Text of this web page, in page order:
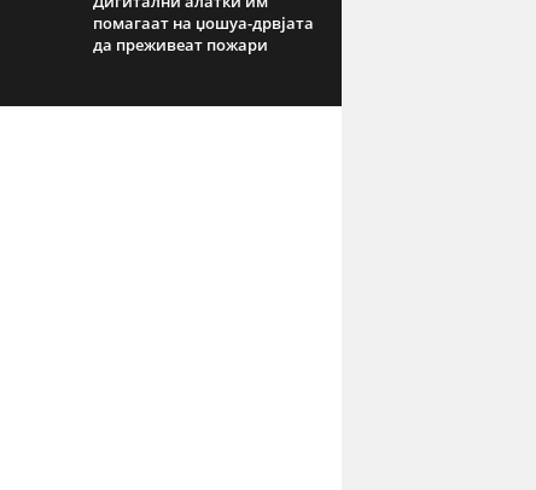
помагаат на џошуа-дрвјата
да преживеат пожари